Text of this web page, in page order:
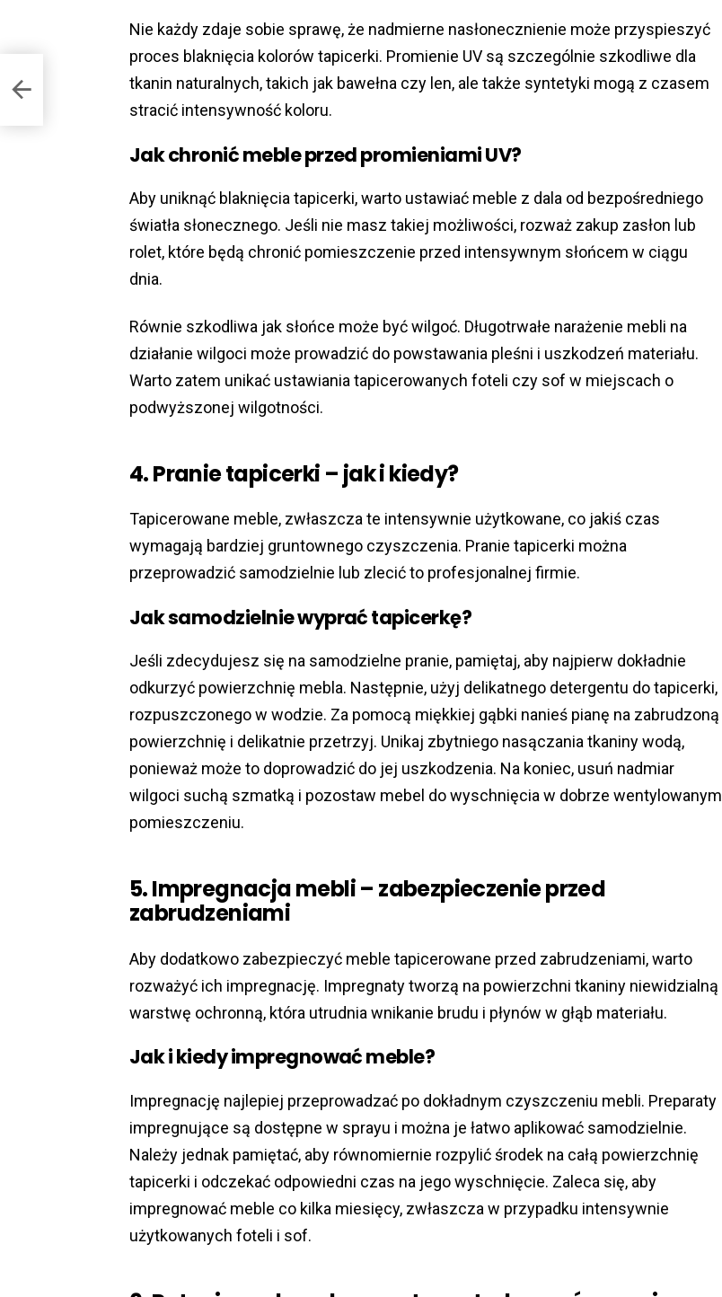
Nie każdy zdaje sobie sprawę, że nadmierne nasłonecznienie może przyspieszyć
proces blaknięcia kolorów tapicerki. Promienie UV są szczególnie szkodliwe dla
tkanin naturalnych, takich jak bawełna czy len, ale także syntetyki mogą z czasem
stracić intensywność koloru.
Jak chronić meble przed promieniami UV?
Aby uniknąć blaknięcia tapicerki, warto ustawiać meble z dala od bezpośredniego
światła słonecznego. Jeśli nie masz takiej możliwości, rozważ zakup zasłon lub
rolet, które będą chronić pomieszczenie przed intensywnym słońcem w ciągu
dnia.
Równie szkodliwa jak słońce może być wilgoć. Długotrwałe narażenie mebli na
działanie wilgoci może prowadzić do powstawania pleśni i uszkodzeń materiału.
Warto zatem unikać ustawiania tapicerowanych foteli czy sof w miejscach o
podwyższonej wilgotności.
4. Pranie tapicerki – jak i kiedy?
Tapicerowane meble, zwłaszcza te intensywnie użytkowane, co jakiś czas
wymagają bardziej gruntownego czyszczenia. Pranie tapicerki można
przeprowadzić samodzielnie lub zlecić to profesjonalnej firmie.
Jak samodzielnie wyprać tapicerkę?
Jeśli zdecydujesz się na samodzielne pranie, pamiętaj, aby najpierw dokładnie
odkurzyć powierzchnię mebla. Następnie, użyj delikatnego detergentu do tapicerki,
rozpuszczonego w wodzie. Za pomocą miękkiej gąbki nanieś pianę na zabrudzoną
powierzchnię i delikatnie przetrzyj. Unikaj zbytniego nasączania tkaniny wodą,
ponieważ może to doprowadzić do jej uszkodzenia. Na koniec, usuń nadmiar
wilgoci suchą szmatką i pozostaw mebel do wyschnięcia w dobrze wentylowanym
pomieszczeniu.
5. Impregnacja mebli – zabezpieczenie przed
zabrudzeniami
Aby dodatkowo zabezpieczyć meble tapicerowane przed zabrudzeniami, warto
rozważyć ich impregnację. Impregnaty tworzą na powierzchni tkaniny niewidzialną
warstwę ochronną, która utrudnia wnikanie brudu i płynów w głąb materiału.
Jak i kiedy impregnować meble?
Impregnację najlepiej przeprowadzać po dokładnym czyszczeniu mebli. Preparaty
impregnujące są dostępne w sprayu i można je łatwo aplikować samodzielnie.
Należy jednak pamiętać, aby równomiernie rozpylić środek na całą powierzchnię
tapicerki i odczekać odpowiedni czas na jego wyschnięcie. Zaleca się, aby
impregnować meble co kilka miesięcy, zwłaszcza w przypadku intensywnie
użytkowanych foteli i sof.